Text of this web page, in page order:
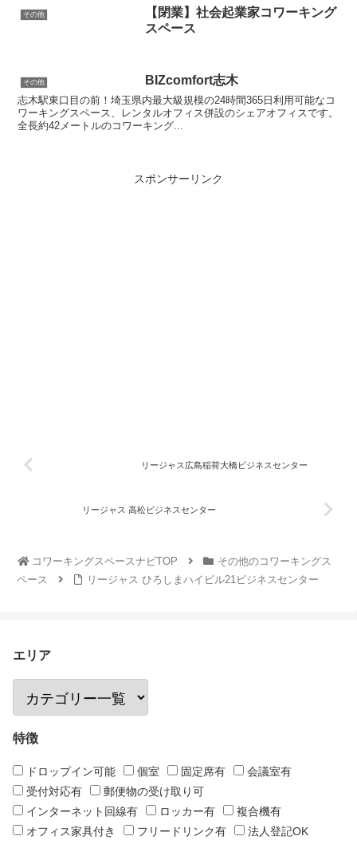
その他
【閉業】社会起業家コワーキング
スペース
その他 BIZcomfort志木
志木駅東口目の前！埼玉県内最大級規模の24時間365日利用可能なコ
ワーキングスペース、レンタルオフィス併設のシェアオフィスです。
全長約42メートルのコワーキング...
スポンサーリンク
リージャス広島稲荷大橋ビジネスセンター
リージャス 高松ビジネスセンター
コワーキングスペースナビTOP
その他のコワーキングス
ペース
リージャス ひろしまハイビル21ビジネスセンター
エリア
特徴
ドロップイン可能 個室 固定席有
会議室有
受付対応有
郵便物の受け取り可
インターネット回線有
ロッカー有
複合機有
オフィス家具付き
フリードリンク有
法人登記OK